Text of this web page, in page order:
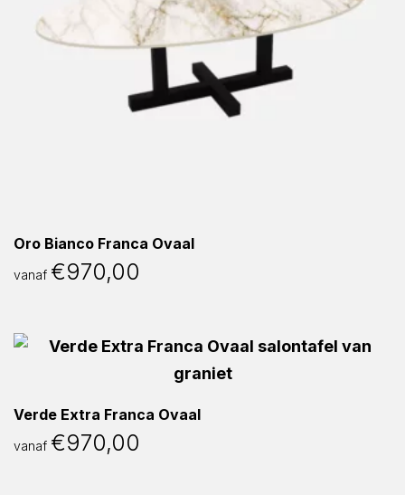
Oro Bianco Franca Ovaal
vanaf €970,00
Verde Extra Franca Ovaal
vanaf €970,00